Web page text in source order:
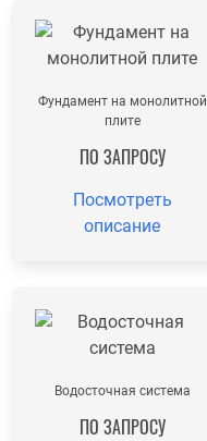
Фундамент на монолитной
плите
ПО ЗАПРОСУ
Посмотреть
описание
Водосточная система
ПО ЗАПРОСУ